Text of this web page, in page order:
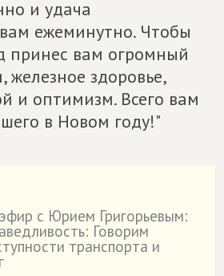
и удача
ежеминутно. Чтобы
принес вам огромный
железное здоровье,
и оптимизм. Всего вам
в Новом году!"
с Юрием Григорьевым:
Говорим
транспорта и